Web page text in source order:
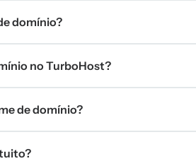
domínio?
no TurboHost?
de domínio?